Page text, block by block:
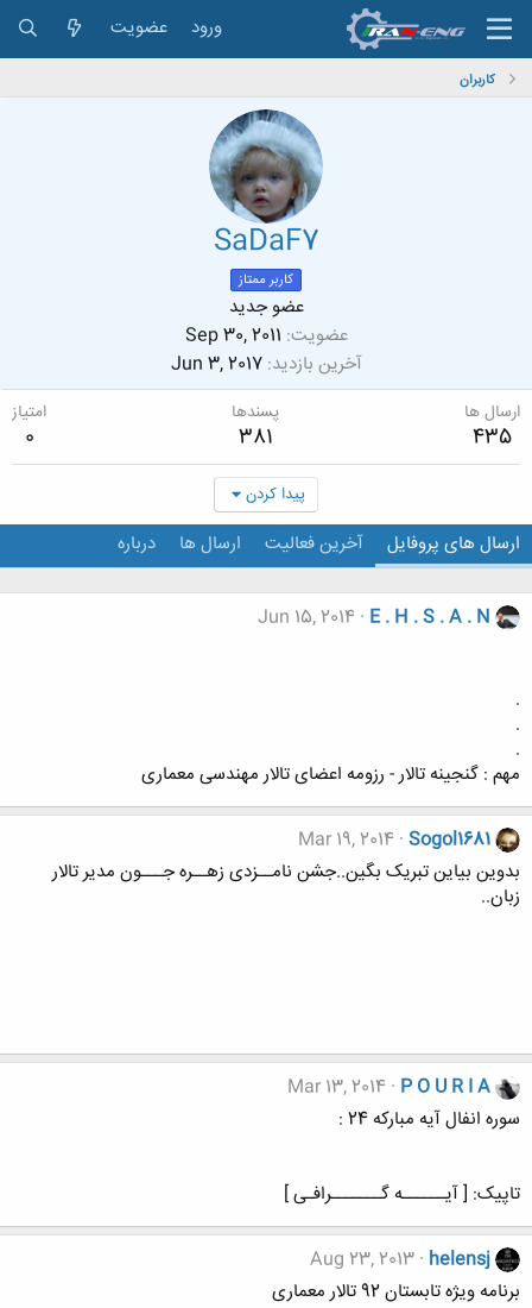
ورود عضویت
کاربران
SaDaF7
کاربر ممتاز
عضو جدید
عضویت Sep 30, 2011
آخرین بازدید Jun 3, 2017
ارسال ها
435
پسندها
381
امتیاز
0
پیدا کردن
ارسال های پروفایل آخرین فعالیت ارسال ها درباره
E . H . S . A . N
Jun 15, 2014
.
.
.
مهم : گنجینه تالار - رزومه اعضای تالار مهندسی معماری
Sogol1681
Mar 19, 2014
بدوین بیاین تبریک بگین..جشن نامــزدی زهــره جـــون مدیر تالار
زبان..
P O U R I A
Mar 13, 2014
سوره انفال آیه مبارکه 24 :
تاپیک: [ آیــــــه گـــــــرافـی ]
helensj
Aug 23, 2013
برنامه ویژه تابستان 92 تالار معماری